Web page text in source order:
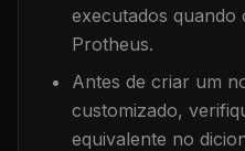
executados quando
Protheus.
Antes de criar um
customizado,
equivalente no